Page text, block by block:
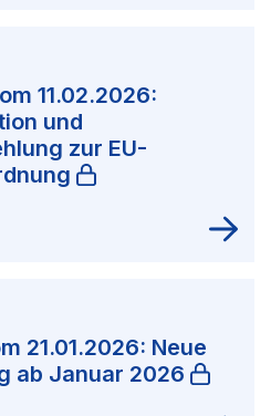
11.02.2026:
und
zur EU-
21.01.2026: Neue
ab Januar 2026